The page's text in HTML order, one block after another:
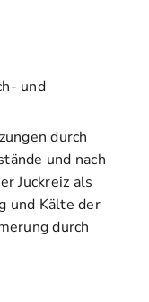
und
durch
und nach
Juckreiz als
und Kälte der
durch